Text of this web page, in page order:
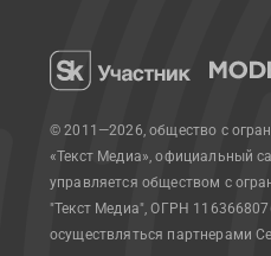
© 2011—2026, общество с
«Текст Медиа», официальный
управляется обществом с
"Текст Медиа", ОГРН
осуществляться партнерами